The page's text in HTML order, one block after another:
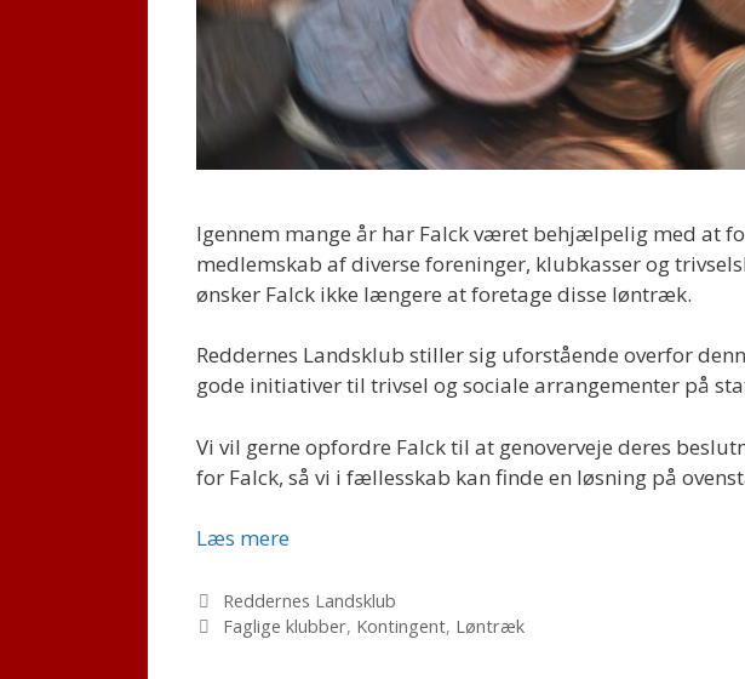
Igennem mange år har Falck været behjælpelig med at
medlemskab af diverse foreninger, klubkasser og
ønsker Falck ikke længere at foretage disse løntræk.
Reddernes Landsklub stiller sig uforstående overfor
gode initiativer til trivsel og sociale arrangementer på
Vi vil gerne opfordre Falck til at genoverveje deres
for Falck, så vi i fællesskab kan finde en løsning på
Læs mereLøntræk
klubkasser
Kategorier
Reddernes Landsklub
Tags
Faglige klubber, Kontingent, Løntræk